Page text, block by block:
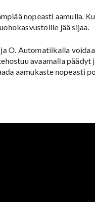
nopeasti aamulla.
jää sijaa.
O. Automatiikalla
avaamalla päädyt
aamukaste nopeasti